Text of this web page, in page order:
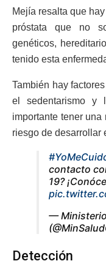
Mejía resalta que
próstata que no
genéticos,
tenido esta
También hay
el sedentarismo y
importante tener
riesgo de desarrollar
contacto
19?
—
Detección